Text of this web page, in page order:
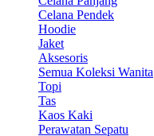
Celana Pendek
Hoodie
Jaket
Aksesoris
Semua Koleksi Wanita
Topi
Tas
Kaos Kaki
Perawatan Sepatu